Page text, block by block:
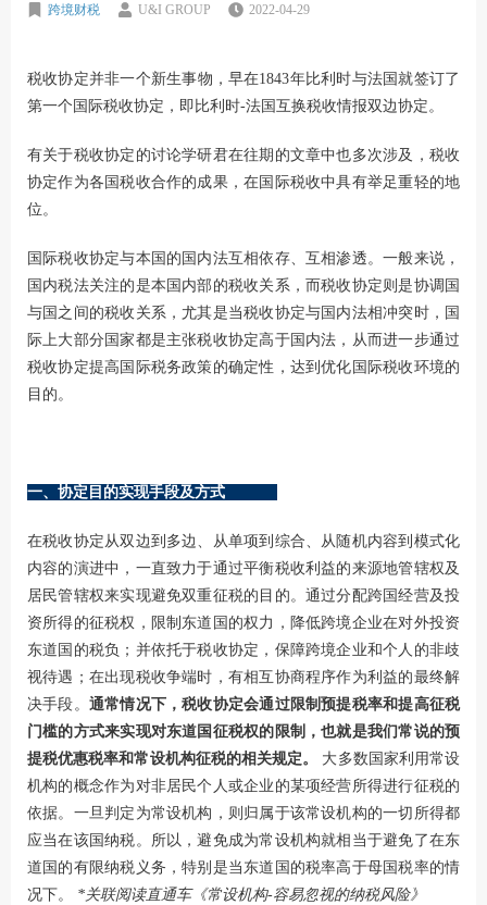
跨境财税 U&I GROUP 2022-04-29
税收协定并非一个新生事物，早在1843年比利时与法国就签订了
第一个国际税收协定，即比利时-法国互换税收情报双边协定。
有关于税收协定的讨论学研君在往期的文章中也多次涉及，税收
协定作为各国税收合作的成果，在国际税收中具有举足重轻的地
位。
国际税收协定与本国的国内法互相依存、互相渗透。一般来说，
国内税法关注的是本国内部的税收关系，而税收协定则是协调国
与国之间的税收关系，尤其是当税收协定与国内法相冲突时，国
际上大部分国家都是主张税收协定高于国内法，从而进一步通过
税收协定提高国际税务政策的确定性，达到优化国际税收环境的
目的。
一、协定目的实现手段及方式
在税收协定从双边到多边、从单项到综合、从随机内容到模式化
内容的演进中，一直致力于通过平衡税收利益的来源地管辖权及
居民管辖权来实现避免双重征税的目的。通过分配跨国经营及投
资所得的征税权，限制东道国的权力，降低跨境企业在对外投资
东道国的税负；并依托于税收协定，保障跨境企业和个人的非歧
视待遇；在出现税收争端时，有相互协商程序作为利益的最终解
决手段。 通常情况下，税收协定会通过限制预提税率和提高征税
门槛的方式来实现对东道国征税权的限制，也就是我们常说的预
提税优惠税率和常设机构征税的相关规定。
大多数国家利用常设
机构的概念作为对非居民个人或企业的某项经营所得进行征税的
依据。一旦判定为常设机构，则归属于该常设机构的一切所得都
应当在该国纳税。所以，避免成为常设机构就相当于避免了在东
道国的有限纳税义务，特别是当东道国的税率高于母国税率的情
况下。 *关联阅读直通车《常设机构-容易忽视的纳税风险》